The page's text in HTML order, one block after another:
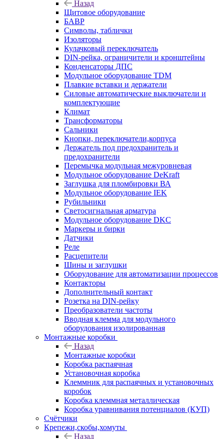
Назад
Щитовое оборудование
БАВР
Символы, таблички
Изоляторы
Кулачковый переключатель
DIN-рейка, ограничители и кронштейны
Конденсаторы ДПС
Модульное оборудование TDM
Плавкие вставки и держатели
Силовые автоматические выключатели и
комплектующие
Климат
Трансформаторы
Сальники
Кнопки, переключатели,корпуса
Держатель под предохранитель и
предохранители
Перемычка модульная межуровневая
Модульное оборудование DeKraft
Заглушка для пломбировки ВА
Модульное оборудование IEK
Рубильники
Светосигнальная арматура
Модульное оборудование DKC
Маркеры и бирки
Датчики
Реле
Расцепители
Шины и заглушки
Оборудование для автоматизации процессов
Контакторы
Дополнительный контакт
Розетка на DIN-рейку
Преобразователи частоты
Вводная клемма для модульного
оборудования изолированная
Монтажные коробки
Назад
Монтажные коробки
Коробка распаячная
Установочная коробка
Клеммник для распаячных и установочных
коробок
Коробка клеммная металлическая
Коробка уравнивания потенциалов (КУП)
Счётчики
Крепежи,скобы,хомуты
Назад